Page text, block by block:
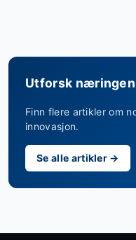
Utforsk næringen
Finn flere artikler om
innovasjon.
Se alle artikler →